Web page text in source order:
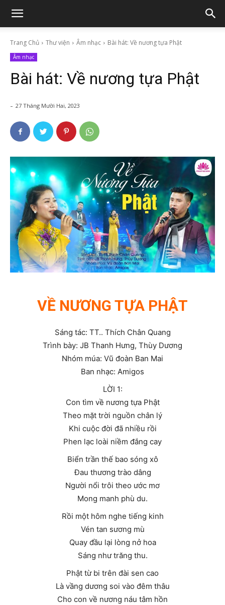
Trang Chủ Thư viện Âm nhạc Bài hát: Về nương tựa Phật
Âm nhạc
Bài hát: Về nương tựa Phật
- 27 Tháng Mười Hai, 2023
VỀ NƯƠNG TỰA PHẬT
Sáng tác: TT.. Thích Chân Quang
Trình bày: JB Thanh Hưng, Thùy Dương
Nhóm múa: Vũ đoàn Ban Mai
Ban nhạc: Amigos
LỜI 1:
Con tìm về nương tựa Phật
Theo mặt trời nguồn chân lý
Khi cuộc đời đã nhiều rồi
Phen lạc loài niềm đắng cay
Biển trần thế bao sóng xô
Đau thương trào dâng
Người nổi trôi theo ước mơ
Mong manh phù du.
Rồi một hôm nghe tiếng kinh
Vén tan sương mù
Quay đầu lại lòng nở hoa
Sáng như trăng thu.
Phật từ bi trên đài sen cao
Là vầng dương soi vào đêm thâu
Cho con về nương náu tâm hồn